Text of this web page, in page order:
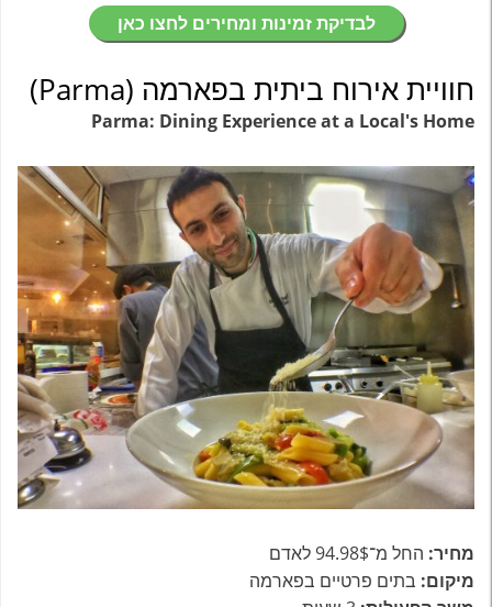
לבדיקת זמינות ומחירים לחצו כאן
חוויית אירוח ביתית בפארמה (Parma)
Parma: Dining Experience at a Local's Home
מחיר: החל מ־94.98$ לאדם
מיקום: בתים פרטיים בפארמה